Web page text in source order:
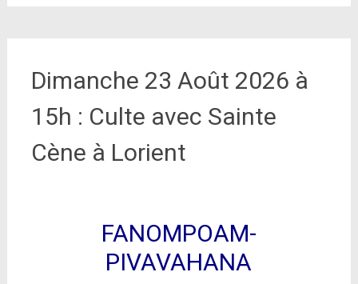
Dimanche 23 Août 2026 à
15h : Culte avec Sainte
Cène à Lorient
FANOMPOAM-
PIVAVAHANA